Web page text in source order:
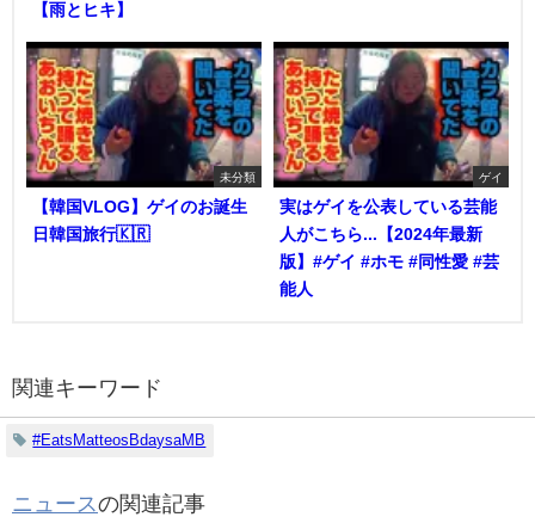
【雨とヒキ】
未分類
【韓国VLOG】ゲイのお誕生
日韓国旅行🇰🇷
ゲイ
実はゲイを公表している芸能
人がこちら...【2024年最新
版】#ゲイ #ホモ #同性愛 #芸
能人
関連キーワード
#EatsMatteosBdaysaMB
ニュースの関連記事